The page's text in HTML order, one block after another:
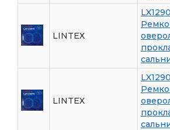
LINTEX
LINTEX